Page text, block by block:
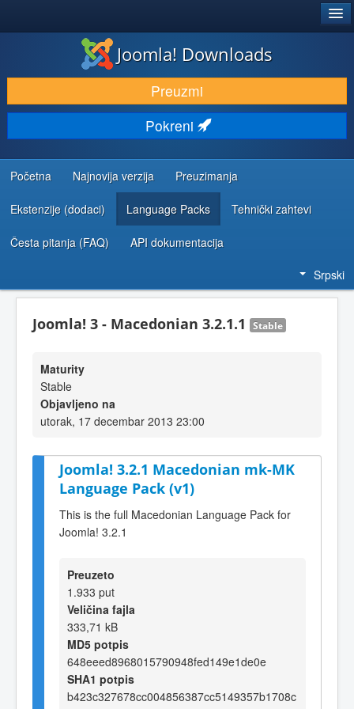
PREUZIMANJE I PROŠIRENJA (EKSTENZIJE)
OTKRIJTE I NAUČITE
ZAJEDNICA I PODRŠKA
RESURSI ZA RAZVOJ
Joomla! Downloads
Preuzmi
Pokreni
Početna Najnovija verzija Preuzimanja
Ekstenzije (dodaci) Language Packs Tehnički zahtevi
Česta pitanja (FAQ) API dokumentacija
Srpski
Joomla! 3 - Macedonian 3.2.1.1 Stable
Maturity
Stable
Objavljeno na
utorak, 17 decembar 2013 23:00
Joomla! 3.2.1 Macedonian mk-MK
Language Pack (v1)
This is the full Macedonian Language Pack for
Joomla! 3.2.1
Preuzeto
1.933 put
Veličina fajla
333,71 kB
MD5 potpis
648eeed8968015790948fed149e1de0e
SHA1 potpis
b423c327678cc004856387cc5149357b1708c